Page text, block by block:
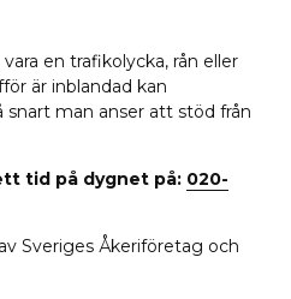
en trafikolycka, rån eller
är inblandad kan
snart man anser att stöd från
tid på dygnet på: 020-
Sveriges Åkeriföretag och